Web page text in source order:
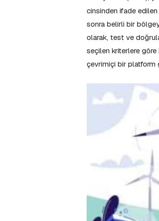
cinsinden ifade
sonra belirli bir
olarak, test ve
seçilen kriterlere göre
çevrimiçi bir platform